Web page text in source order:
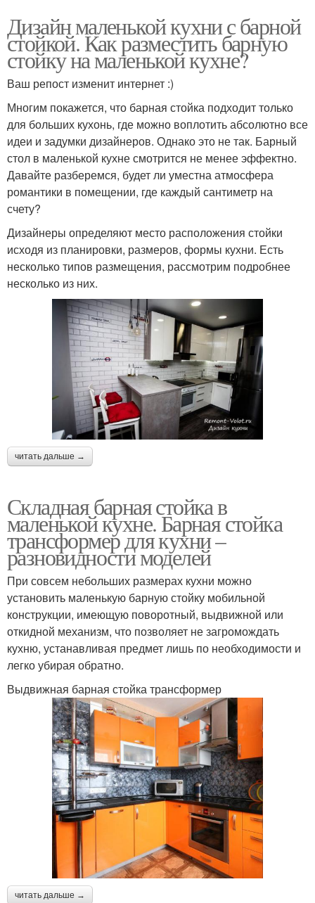
Дизайн маленькой кухни с барной
стойкой. Как разместить барную
стойку на маленькой кухне?
Ваш репост изменит интернет :)
Многим покажется, что барная стойка подходит только
для больших кухонь, где можно воплотить абсолютно все
идеи и задумки дизайнеров. Однако это не так. Барный
стол в маленькой кухне смотрится не менее эффектно.
Давайте разберемся, будет ли уместна атмосфера
романтики в помещении, где каждый сантиметр на
счету?
Дизайнеры определяют место расположения стойки
исходя из планировки, размеров, формы кухни. Есть
несколько типов размещения, рассмотрим подробнее
несколько из них.
читать дальше →
Складная барная стойка в
маленькой кухне. Барная стойка
трансформер для кухни –
разновидности моделей
При совсем небольших размерах кухни можно
установить маленькую барную стойку мобильной
конструкции, имеющую поворотный, выдвижной или
откидной механизм, что позволяет не загромождать
кухню, устанавливая предмет лишь по необходимости и
легко убирая обратно.
Выдвижная барная стойка трансформер
читать дальше →